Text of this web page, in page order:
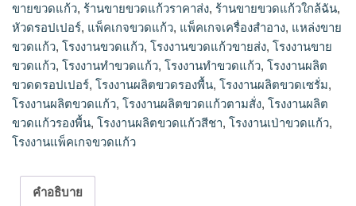
โรงงานทําขวดแก้ว, โรงงานผลิตขวดดรอปเปอร์, โรงงานผลิตขวด
รองพื้น, โรงงานผลิตขวดเซรั่ม, โรงงานผลิตขวดแก้ว, โรงงานผลิต
ขวดแก้วตามสั่ง, โรงงานผลิตขวดแก้วรองพื้น, โรงงานผลิตขวด
แก้วสีชา, โรงงานเป่าขวดแก้ว, โรงงานแพ็คเกจขวดแก้ว
ขายขวดแก้ว, ร้านขายขวดแก้วราคาส่ง, ร้านขายขวดแก้วใกล้ฉัน,
หัวดรอปเปอร์, แพ็คเกจขวดแก้ว, แพ็คเกจเครื่องสำอาง, แหล่งขาย
ขวดแก้ว, โรงงานขวดแก้ว, โรงงานขวดแก้วขายส่ง, โรงงานขาย
ขวดแก้ว, โรงงานทำขวดแก้ว, โรงงานทําขวดแก้ว, โรงงานผลิต
ขวดดรอปเปอร์, โรงงานผลิตขวดรองพื้น, โรงงานผลิตขวดเซรั่ม,
โรงงานผลิตขวดแก้ว, โรงงานผลิตขวดแก้วตามสั่ง, โรงงานผลิต
ขวดแก้วรองพื้น, โรงงานผลิตขวดแก้วสีชา, โรงงานเป่าขวดแก้ว,
โรงงานแพ็คเกจขวดแก้ว
คำอธิบาย